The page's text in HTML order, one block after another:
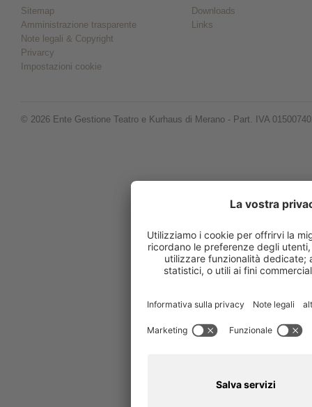
Sitemap
Amministrazione trasparente
Note legali & Copyright
Privarcy
Impostazioni cookie
Downloads
Links
© 2026 Ente Gestione Teatro e Kurhaus di Merano - Part. IVA